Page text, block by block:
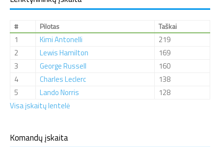
# Pilotas Taškai
1 Kimi Antonelli
219
2
Lewis Hamilton
169
3
George Russell
160
4
Charles Leclerc
138
5
Lando Norris
128
Visa įskaitų lentelė
Komandų įskaita